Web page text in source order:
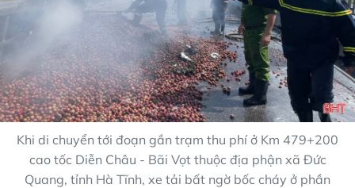
Khi di chuyển tới đoạn gần trạm thu phí ở Km 479+200
cao tốc Diễn Châu - Bãi Vọt thuộc địa phận xã Đức
Quang, tỉnh Hà Tĩnh, xe tải bất ngờ bốc cháy ở phần